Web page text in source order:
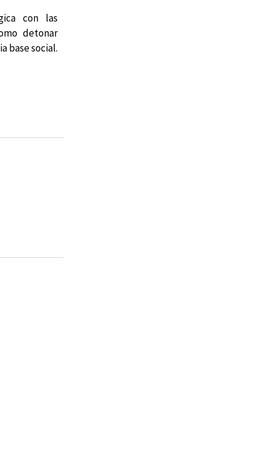
con las
detonar
base social.